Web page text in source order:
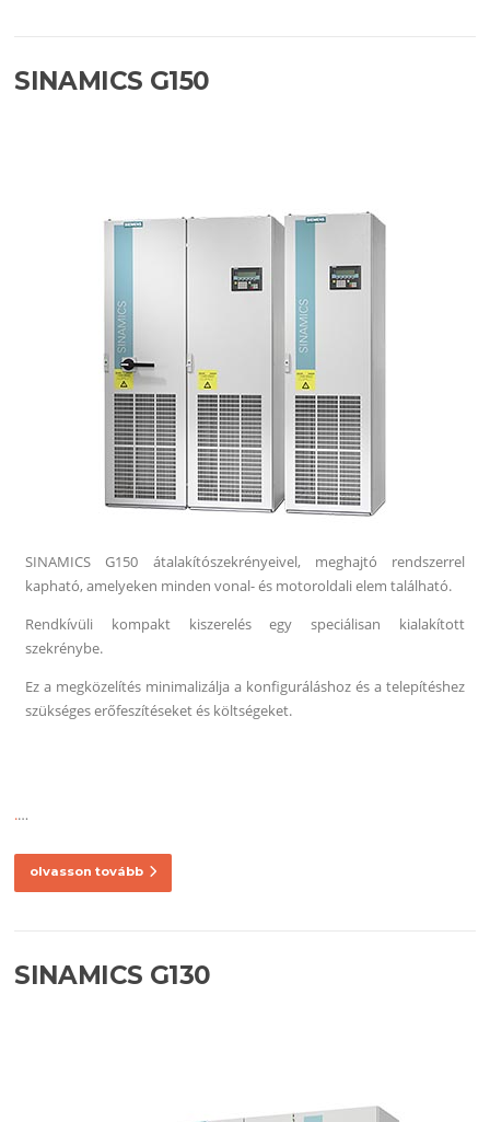
SINAMICS G150
SINAMICS G150 átalakítószekrényeivel, meghajtó rendszerrel
kapható, amelyeken minden vonal- és motoroldali elem található.
Rendkívüli kompakt kiszerelés egy speciálisan kialakított
szekrénybe.
Ez a megközelítés minimalizálja a konfiguráláshoz és a telepítéshez
szükséges erőfeszítéseket és költségeket.
.…
olvasson tovább
SINAMICS G130